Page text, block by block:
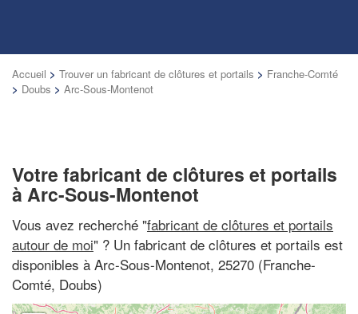
Accueil > Trouver un fabricant de clôtures et portails > Franche-Comté
> Doubs > Arc-Sous-Montenot
Votre fabricant de clôtures et portails
à Arc-Sous-Montenot
Vous avez recherché "fabricant de clôtures et portails
autour de moi" ? Un fabricant de clôtures et portails est
disponibles à Arc-Sous-Montenot, 25270 (Franche-
Comté, Doubs)